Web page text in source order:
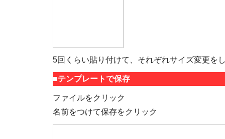
5回くらい貼り付けて、それぞれサイズ変更を
■テンプレートで保存
ファイルをクリック
名前をつけて保存をクリック